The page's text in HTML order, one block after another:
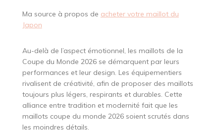
Ma source à propos de acheter votre maillot du
Japon
Au-delà de l’aspect émotionnel, les maillots de la
Coupe du Monde 2026 se démarquent par leurs
performances et leur design. Les équipementiers
rivalisent de créativité, afin de proposer des maillots
toujours plus légers, respirants et durables. Cette
alliance entre tradition et modernité fait que les
maillots coupe du monde 2026 soient scrutés dans
les moindres détails.